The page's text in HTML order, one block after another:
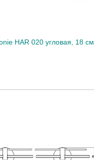
HAR 020 угловая, 18 см